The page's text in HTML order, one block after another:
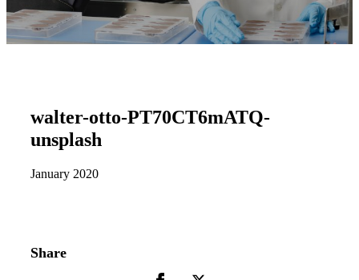
walter-otto-PT70CT6mATQ-
unsplash
January 2020
Share